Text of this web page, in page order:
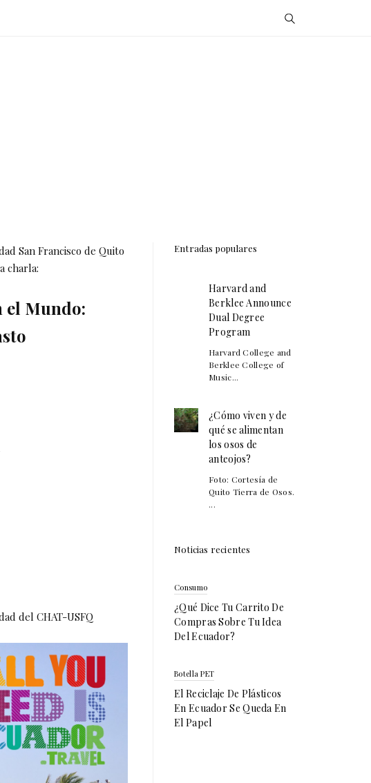
San Francisco de Quito
charla:
el Mundo:
del CHAT-USFQ
Entradas populares
Harvard and
Berklee Announce
Dual Degree
Program
Harvard College and
Berklee College of
Music...
¿Cómo viven y de
qué se alimentan
los osos de
anteojos?
Foto: Cortesía de
Quito Tierra de Osos.
...
Noticias recientes
Consumo
¿Qué Dice Tu Carrito De
Compras Sobre Tu Idea
Del Ecuador?
Botella PET
El Reciclaje De Plásticos
En Ecuador Se Queda En
El Papel